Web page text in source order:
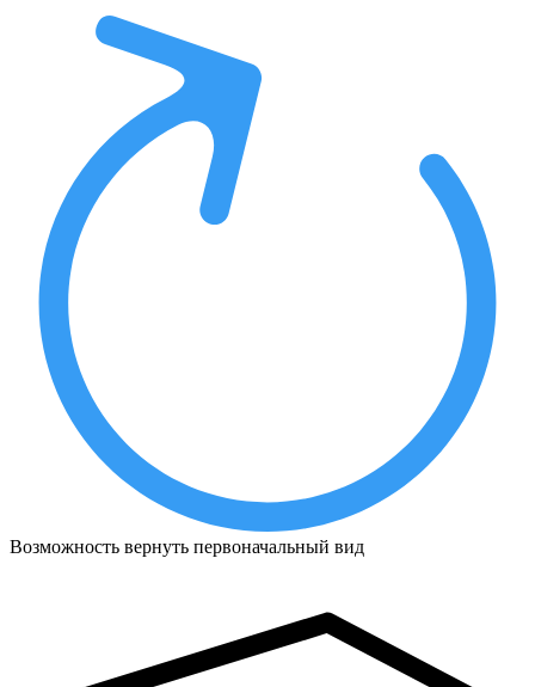
Возможность вернуть первоначальный вид